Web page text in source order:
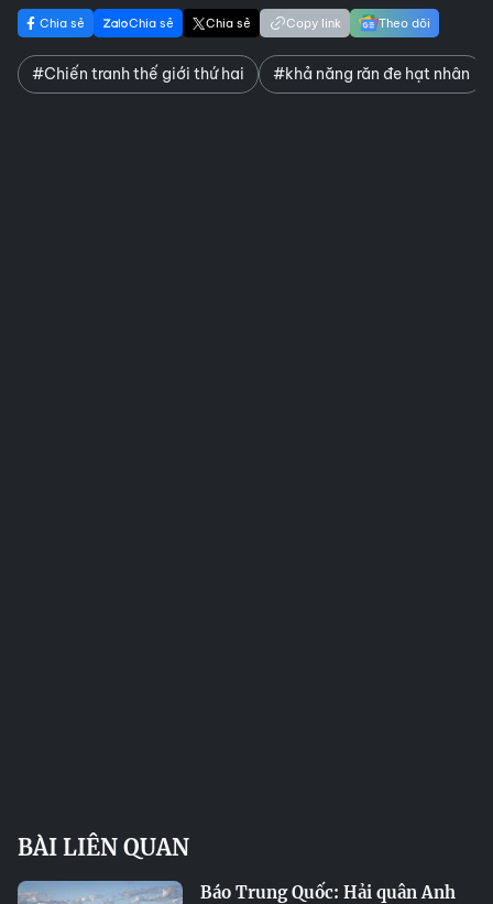
Chia sẻ Chia sẻ Chia sẻ Copy link Theo dõi
#Chiến tranh thế giới thứ hai #khả năng răn đe hạt nhân
BÀI LIÊN QUAN
Báo Trung Quốc: Hải quân Anh